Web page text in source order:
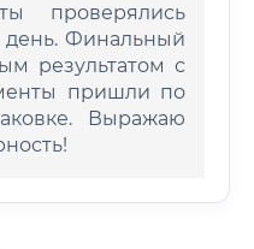
проверялись
день. Финальный
результатом с
пришли по
Выражаю